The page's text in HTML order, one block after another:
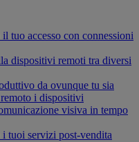
tuo accesso con connessioni
dispositivi remoti tra diversi
da ovunque tu sia
i dispositivi
visiva in tempo
tuoi servizi post-vendita